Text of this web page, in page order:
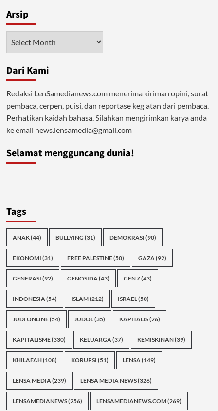
Arsip
Dari Kami
Redaksi LenSamedianews.com menerima kiriman opini, surat
pembaca, cerpen, puisi, dan reportase kegiatan dari pembaca.
Perhatikan kaidah bahasa. Silahkan mengirimkan karya anda
ke email news.lensamedia@gmail.com
Selamat mengguncang dunia!
Tags
ANAK(44) BULLYING (31) DEMOKRASI (90)
EKONOMI (31) FREE PALESTINE(50) GAZA(92)
GENERASI (92) GENOSIDA(43) GEN Z(43)
INDONESIA(54) ISLAM(212) ISRAEL(50)
JUDI ONLINE(54) JUDOL(35) KAPITALIS(26)
KAPITALISME(330) KELUARGA(37) KEMISKINAN(39)
KHILAFAH(108) KORUPSI (51) LENSA(149)
LENSA MEDIA(239) LENSA MEDIA NEWS(326)
LENSAMEDIANEWS(256) LENSAMEDIANEWS.COM(269)